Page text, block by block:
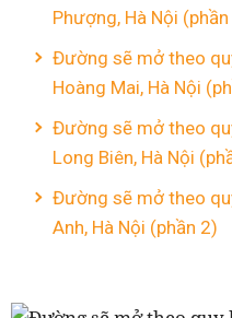
Phượng, Hà Nội
Đường sẽ mở theo
Hoàng Mai, Hà Nội
Đường sẽ mở theo
Long Biên, Hà Nội
Đường sẽ mở theo
Anh, Hà Nội (phần 2)